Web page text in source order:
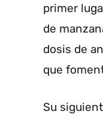
primer
de
dosis de
que
Su